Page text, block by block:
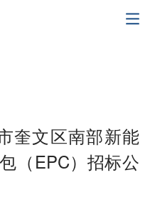
奎文区南部新能
（EPC）招标公